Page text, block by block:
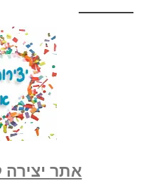
אתר יצירה